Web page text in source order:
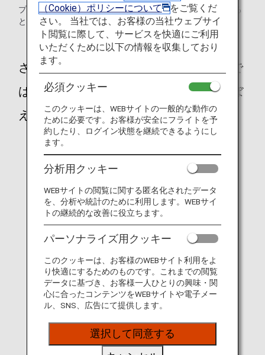
プレインはかせのミッションをクリアして、ひこうきにのる
ときのちゅういてんをまなぼう！
さあ、はじめるよ！くうこうやひこうきで
はたらくひとをおぼえよう！ぜんいんおぼ
えられるかな？
パイロット
ひこうきのそうじゅうをするぞ。みんなをあんぜんにも
くてきちまでおくりとどけてくれるんじゃ。
（Cookie）ポリシーについて
をご覧くだ
さい。 当社では、お客様の当社ウェブサイ
ト閲覧に際して、サービスを快適にご利用
いただくために以下の情報を収集しており
ます。
必須クッキー
このクッキーは、WEBサイトの一般的な動作の
ために必要です。お客様が安全にフライトを予
約したり、ログイン状態を継続できるようにし
ます。
分析用クッキー
WEBサイトの閲覧に関する匿名化されたデータ
を、分析や統計のために利用します。WEBサイ
トの継続的な改善に役立ちます。
パーソナライズ用クッキー
このクッキーは、お客様のWEBサイト利用をよ
り快適にするためのものです。これまでの閲覧
データに基づき、お客様一人ひとりの興味・関
心に合ったコンテンツをWEBサイトや電子メー
ル、SNS、広告にて提供します。
選択して同意する